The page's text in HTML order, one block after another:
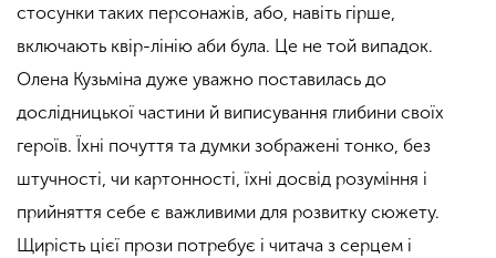
стосунки таких персонажів, або, навіть гірше,
включають квір-лінію аби була. Це не той випадок.
Олена Кузьміна дуже уважно поставилась до
дослідницької частини й виписування глибини своїх
героїв. Їхні почуття та думки зображені тонко, без
штучності, чи картонності, їхні досвід розуміння і
прийняття себе є важливими для розвитку сюжету.
Щирість цієї прози потребує і читача з серцем і